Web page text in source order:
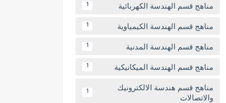
مناهج قسم الهندسة الكهربائية 1
مناهج قسم الهندسة الكيمياوية 1
مناهج قسم الهندسة المدنية 1
مناهج قسم الهندسة الميكانيكية 1
مناهج قسم هندسة الالكترونيك
والاتصالات
1